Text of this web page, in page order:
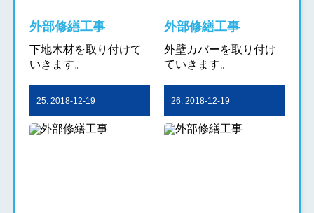
外部修繕工事
下地木材を取り付けて
いきます。
外部修繕工事
外壁カバーを取り付け
ていきます。
25. 2018-12-19 26. 2018-12-19